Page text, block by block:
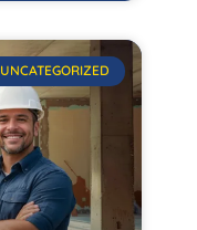
UNCATEGORIZED